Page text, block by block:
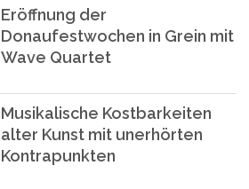
Eröffnung der
Donaufestwochen in Grein mit
Wave Quartet
Musikalische Kostbarkeiten
alter Kunst mit unerhörten
Kontrapunkten